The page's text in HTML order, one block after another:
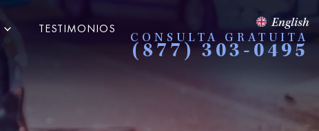
TESTIMONIOS
English
CONSULTA GRATUITA
(877) 303-0495